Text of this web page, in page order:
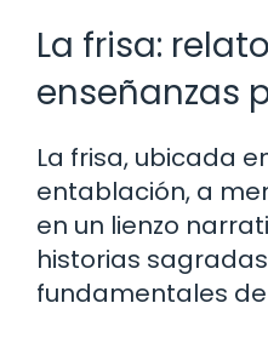
La frisa:
enseñanzas
La frisa, ubicada
entablación, a
en un lienzo
historias
fundamentales